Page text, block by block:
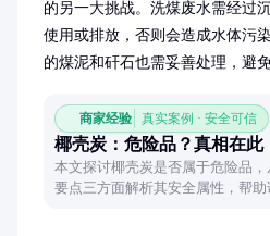
的另一大挑战。洗煤废水需经过
使用或排放，否则会造成水体污
的煤泥和矸石也需妥善处理，避
商家经验 真实案例 · 安全可信
椰壳炭：危险品？真相在此
本文探讨椰壳炭是否属于危险品
要点三方面解析其安全属性，帮